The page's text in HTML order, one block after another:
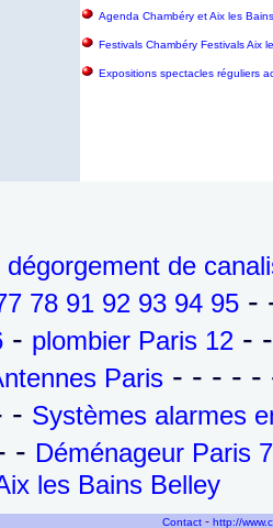
Agenda Chambéry et Aix les
Festivals Chambéry Festivals Aix
Expositions spectacles réguliers
dégorgement de
78 91 92 93 94 95 -
- plombier Paris 12 -
Paris - - - -
- Systèmes alarmes
- Déménageur Paris
les Bains Belley
Contact - http://